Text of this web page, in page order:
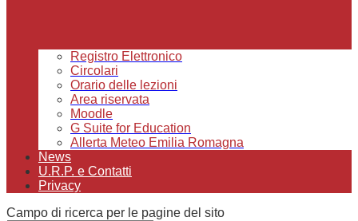
Registro Elettronico
Circolari
Orario delle lezioni
Area riservata
Moodle
G Suite for Education
Allerta Meteo Emilia Romagna
News
U.R.P. e Contatti
Privacy
Campo di ricerca per le pagine del sito